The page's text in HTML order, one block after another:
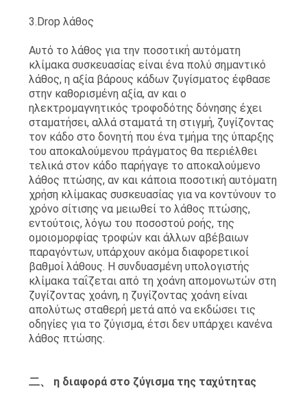
3.Drop λάθος
Αυτό το λάθος για την ποσοτική αυτόματη
κλίμακα συσκευασίας είναι ένα πολύ σημαντικό
λάθος, η αξία βάρους κάδων ζυγίσματος έφθασε
στην καθορισμένη αξία, αν και ο
ηλεκτρομαγνητικός τροφοδότης δόνησης έχει
σταματήσει, αλλά σταματά τη στιγμή, ζυγίζοντας
τον κάδο στο δονητή που ένα τμήμα της ύπαρξης
του αποκαλούμενου πράγματος θα περιέλθει
τελικά στον κάδο παρήγαγε το αποκαλούμενο
λάθος πτώσης, αν και κάποια ποσοτική αυτόματη
χρήση κλίμακας συσκευασίας για να κοντύνουν το
χρόνο σίτισης να μειωθεί το λάθος πτώσης,
εντούτοις, λόγω του ποσοστού ροής, της
ομοιομορφίας τροφών και άλλων αβέβαιων
παραγόντων, υπάρχουν ακόμα διαφορετικοί
βαθμοί λάθους. Η συνδυασμένη υπολογιστής
κλίμακα ταΐζεται από τη χοάνη απομονωτών στη
ζυγίζοντας χοάνη, η ζυγίζοντας χοάνη είναι
απολύτως σταθερή μετά από να εκδώσει τις
οδηγίες για το ζύγισμα, έτσι δεν υπάρχει κανένα
λάθος πτώσης.
二、 η διαφορά στο ζύγισμα της ταχύτητας